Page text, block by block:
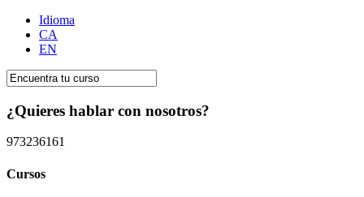
Idioma
CA
EN
¿Quieres hablar con nosotros?
973236161
Cursos